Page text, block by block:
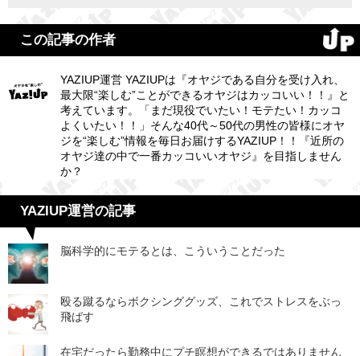
この記事の作者
YAZIUP運営 YAZIUPは『オヤジである自分を受け入れ、
最大限“楽しむ”ことができるオヤジはカッコいい！！』と
考えています。「まだ現役でいたい！モテたい！カッコ
よくいたい！！」そんな40代～50代の男性の皆様にオヤ
ジを“楽しむ”情報を毎日お届けするYAZIUP！！『近所の
オヤジ達の中で一番カッコいいオヤジ』を目指しません
か？
YAZIUP運営の記事
脳科学的にモテるとは、こういうことだった
殴る蹴るならボクシンググッズ、これでストレスをぶっ
飛ばす
在宅だったら勤務中にプチ瞑想ができるではありません